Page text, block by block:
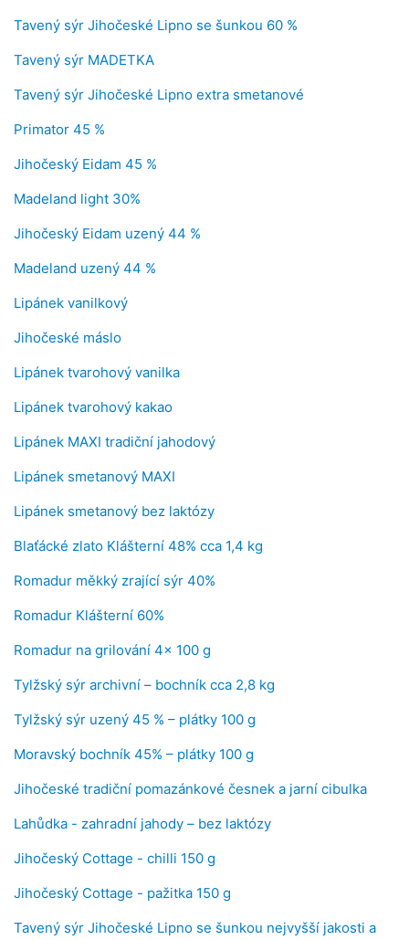
Tavený sýr Jihočeské Lipno se šunkou 60 %
Tavený sýr MADETKA
Tavený sýr Jihočeské Lipno extra smetanové
Primator 45 %
Jihočeský Eidam 45 %
Madeland light 30%
Jihočeský Eidam uzený 44 %
Madeland uzený 44 %
Lipánek vanilkový
Jihočeské máslo
Lipánek tvarohový vanilka
Lipánek tvarohový kakao
Lipánek MAXI tradiční jahodový
Lipánek smetanový MAXI
Lipánek smetanový bez laktózy
Blaťácké zlato Klášterní 48% cca 1,4 kg
Romadur měkký zrající sýr 40%
Romadur Klášterní 60%
Romadur na grilování 4x 100 g
Tylžský sýr archivní – bochník cca 2,8 kg
Tylžský sýr uzený 45 % – plátky 100 g
Moravský bochník 45% – plátky 100 g
Jihočeské tradiční pomazánkové česnek a jarní cibulka
Lahůdka - zahradní jahody – bez laktózy
Jihočeský Cottage - chilli 150 g
Jihočeský Cottage - pažitka 150 g
Tavený sýr Jihočeské Lipno se šunkou nejvyšší jakosti a